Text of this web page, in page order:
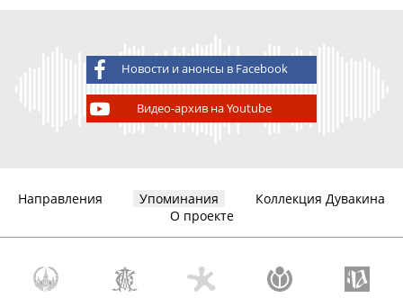
Новости и анонсы в Facebook
Видео-архив на Youtube
Направления Упоминания
Коллекция Дувакина
О проекте